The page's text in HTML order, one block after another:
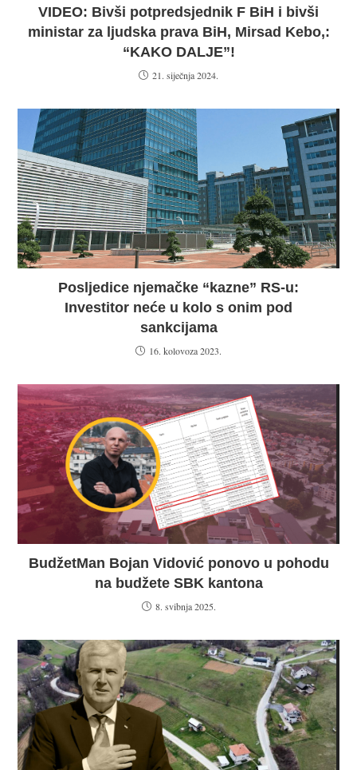
VIDEO: Bivši potpredsjednik F BiH i bivši
ministar za ljudska prava BiH, Mirsad Kebo,:
“KAKO DALJE”!
21. siječnja 2024.
Posljedice njemačke “kazne” RS-u:
Investitor neće u kolo s onim pod
sankcijama
16. kolovoza 2023.
BudžetMan Bojan Vidović ponovo u pohodu
na budžete SBK kantona
8. svibnja 2025.